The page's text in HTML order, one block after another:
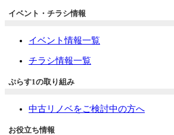
イベント・チラシ情報
イベント情報一覧
チラシ情報一覧
ぷらす1の取り組み
中古リノベをご検討中の方へ
お役立ち情報